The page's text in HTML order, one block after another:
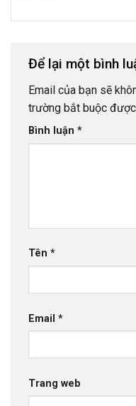
Để lại một bình
Email của bạn sẽ
trường bắt buộc
Bình luận *
Tên *
Email *
Trang web